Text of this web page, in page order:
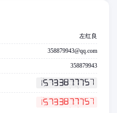
左红良
358879943@qq.com
358879943